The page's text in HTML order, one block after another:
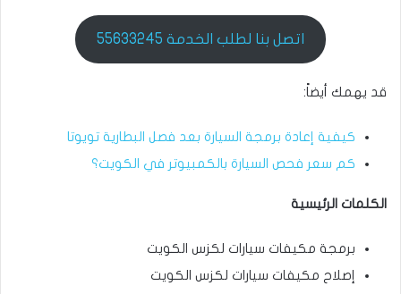
اتصل بنا لطلب الخدمة 55633245
قد يهمك أيضاً:
كيفية إعادة برمجة السيارة بعد فصل البطارية تويوتا
كم سعر فحص السيارة بالكمبيوتر في الكويت؟
الكلمات الرئيسية
برمجة مكيفات سيارات لكزس الكويت
إصلاح مكيفات سيارات لكزس الكويت